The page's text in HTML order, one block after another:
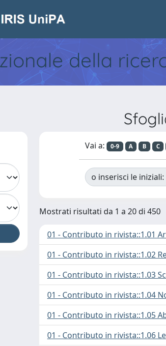
della
Vai a: 0-9 A B C
o inserisci le iniziali:
Mostrati risultati da 1 a 20 di 450
01 - Contributo in rivista::1.01
01 - Contributo in rivista::1.02
01 - Contributo in rivista::1.03
01 - Contributo in rivista::1.04
01 - Contributo in rivista::1.05
01 - Contributo in rivista::1.06